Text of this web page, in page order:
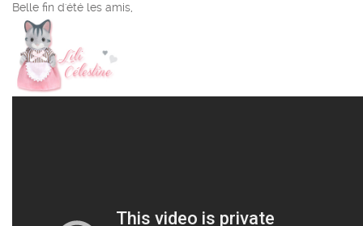
Belle fin d'été les amis,